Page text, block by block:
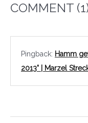
COMMENT
Pingback: Hamm
2013" | Marzel